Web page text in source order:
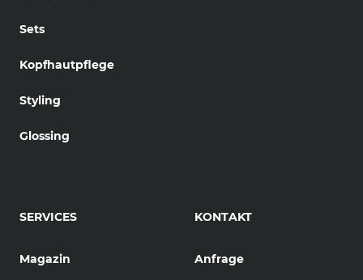
Sets
Kopfhautpflege
Styling
Glossing
SERVICES
Magazin
KONTAKT
Anfrage